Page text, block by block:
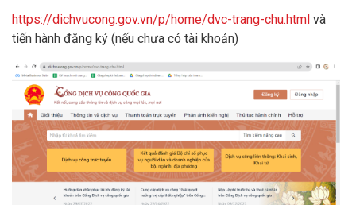
https://dichvucong.gov.vn/p/home/dvc-trang-chu.html và
tiến hành đăng ký (nếu chưa có tài khoản)